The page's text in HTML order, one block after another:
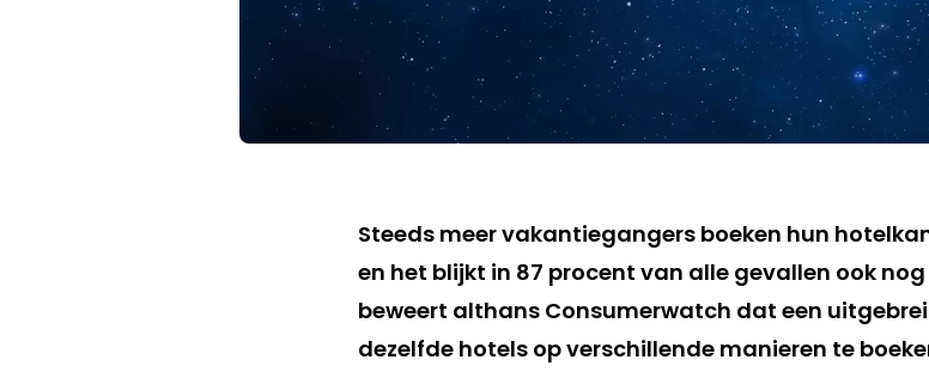
Steeds meer vakantiegangers boeken hun
en het blijkt in 87 procent van alle gevallen ook
beweert althans Consumerwatch dat een
dezelfde hotels op verschillende manieren te